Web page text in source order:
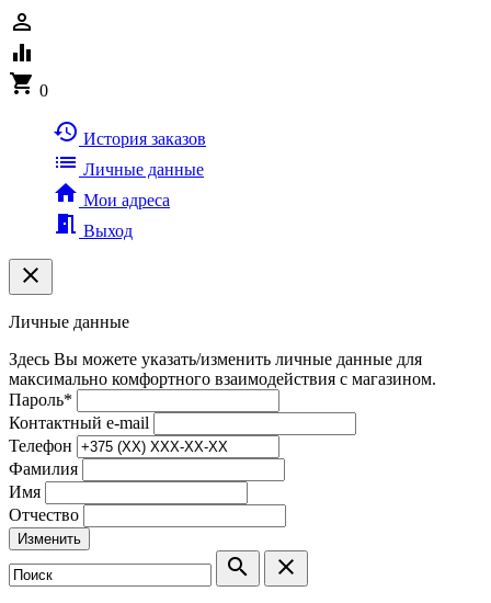
person_outline
equalizer
shopping_cart 0
history История заказов
list Личные данные
home Мои адреса
meeting_room Выход
clear
Личные данные
Здесь Вы можете указать/изменить личные данные для
максимально комфортного взаимодействия с магазином.
Пароль*
Контактный e-mail
Телефон
Фамилия
Имя
Отчество
Изменить
search clear